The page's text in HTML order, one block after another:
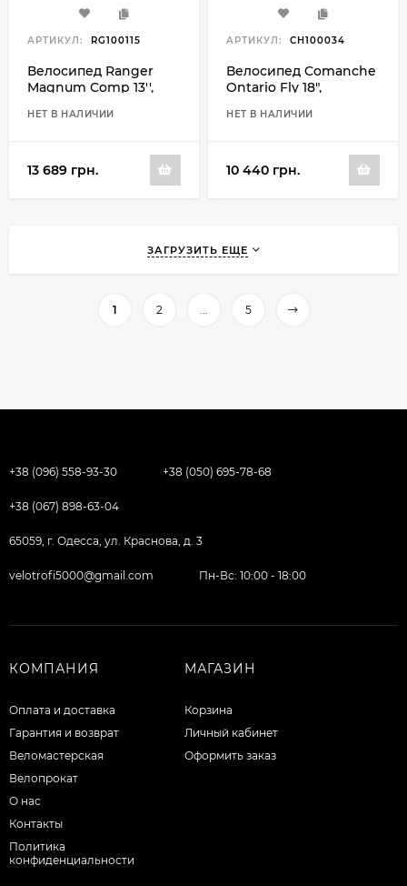
АРТИКУЛ: RG100115
Велосипед Ranger
Magnum Comp 13'',
НЕТ В НАЛИЧИИ
13 689 грн.
АРТИКУЛ: CH100034
Велосипед Comanche
Ontario Fly 18",
НЕТ В НАЛИЧИИ
10 440 грн.
ЗАГРУЗИТЬ ЕЩЕ
1 2 ... 5
+38 (096) 558-93-30 +38 (050) 695-78-68
+38 (067) 898-63-04
65059, г. Одесса, ул. Краснова, д. 3
velotrofi5000@gmail.com Пн-Вс: 10:00 - 18:00
КОМПАНИЯ
Оплата и доставка
Гарантия и возврат
Веломастерская
Велопрокат
О нас
Контакты
Политика
конфиденциальности
МАГАЗИН
Корзина
Личный кабинет
Оформить заказ